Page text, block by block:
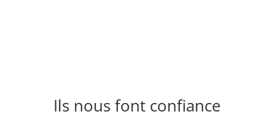
Ils nous font confiance